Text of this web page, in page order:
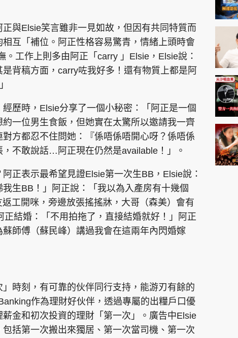
與Elsie笑言雖非一見如故，但因有共同特質而
互「補位。阿正性格容易驚青，情緒上頭時會
工作上則多由阿正「carry 」Elsie，Elsie說：
是背稿方面，carry咗我好多！還有物質上都是阿
歷時，Elsie分享了一個小秘密：「阿正是一個
一位男生食飯，但她實在太驚所以邀請我一齊
方都忍不住問她：『係唔係唔開心呀？係唔係
不敢說話…阿正現在仍然是available！」。
正表示最希望見證Elsie第一次生BB，Elsie說：
我生BB！」阿正說：「我以為入產房有十幾個
工開咪，旁邊放張搖搖牀，大哥（森美）會有
結婚：「不用拍拖了，直接結婚就好！」阿正
師傅（蘇民峰）講過我會在這兩年內閃婚嫁
時刻，有可靠的伙伴同行支持，能游刃有餘的
作為理財好伙伴，透過專屬的出糧戶口優
金和初次投資的理財「第一次」。廣告中Elsie
括第一次搬出來獨居、第一次當司機、第一次